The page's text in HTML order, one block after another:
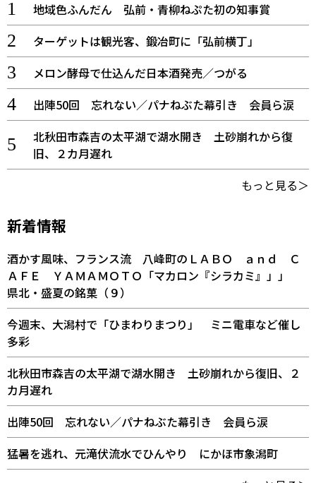
地域色ふんだん 弘前・青柳ねぷた初の知事賞
ターゲットは観光客、鍛冶町に「弘前横丁」
メロン酵母で仕込んだ日本酒発売／つがる
出陣50回 忘れない／パナねぶた幕引き 会員ら涙
北秋田市森吉の太平湖で湖水開き 土砂崩れから復
旧、２カ月遅れ
もっと見る＞
新着情報
酒かす風味、フランス流 八峰町のＬＡＢＯ ａｎｄ Ｃ
ＡＦＥ ＹＡＭＡＭＯＴＯ「マカロン『シラカミ』」」
県北・盛夏の銘菓（９）
今週末、大潟村で「ひまわりまつり」 ミニ電車など催し
多彩
北秋田市森吉の太平湖で湖水開き 土砂崩れから復旧、２
カ月遅れ
出陣50回 忘れない／パナねぶた幕引き 会員ら涙
猛暑を逃れ、元滝伏流水でひんやり にかほ市象潟町